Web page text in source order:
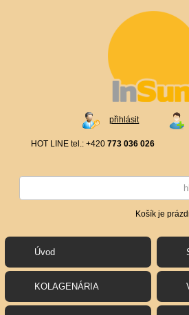
přihlásit
HOT LINE tel.: +420 773 036 026
Košík je
Úvod
KOLAGENÁRIA